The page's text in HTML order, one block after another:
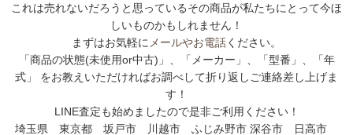
これは売れないだろうと思っているその商品が私たちにとって今ほ
しいものかもしれません！
まずはお気軽に メールやお電話ください。
「商品の状態(未使用or中古)」、「メーカー」、「型番」、「年
式」 をお教えいただければお調べして折り返しご連絡差し上げま
す！
LINE査定も始めましたので是非ご利用ください！
埼玉県 東京都 坂戸市 川越市 ふじみ野市 深谷市 日高市